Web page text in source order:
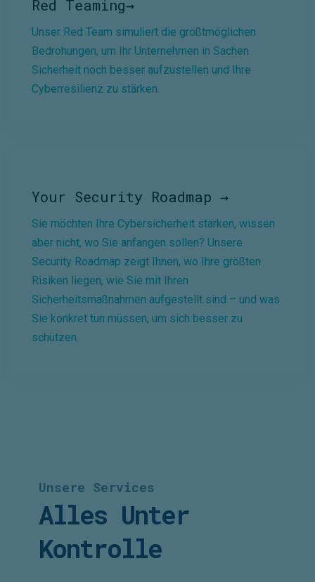
Red Teaming→
Unser Red Team simuliert die größtmöglichen
Bedrohungen, um Ihr Unternehmen in Sachen
Sicherheit noch besser aufzustellen und Ihre
Cyberresilienz zu stärken.
Your Security Roadmap →
Sie möchten Ihre Cybersicherheit stärken, wissen
aber nicht, wo Sie anfangen sollen? Unsere
Security Roadmap zeigt Ihnen, wo Ihre größten
Risiken liegen, wie Sie mit Ihren
Sicherheitsmaßnahmen aufgestellt sind – und was
Sie konkret tun müssen, um sich besser zu
schützen.
Unsere Services
Alles Unter
Kontrolle